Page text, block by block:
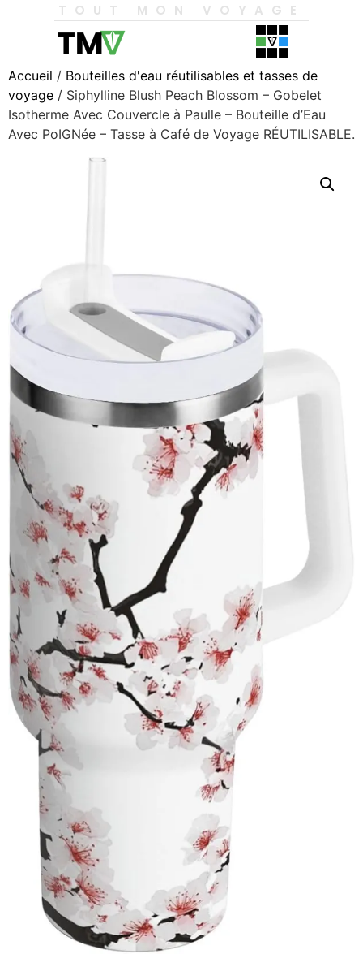
TOUT MON VOYAGE
Accueil / Bouteilles d'eau réutilisables et tasses de
voyage / Siphylline Blush Peach Blossom – Gobelet
Isotherme Avec Couvercle à Paulle – Bouteille d’Eau
Avec PoIGNée – Tasse à Café de Voyage RÉUTILISABLE.